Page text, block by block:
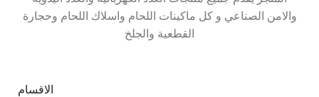
والامن الصناعي و كل ماكينات اللحام واسلاك اللحام وحجارة
القطعية والجلخ
الاقسام